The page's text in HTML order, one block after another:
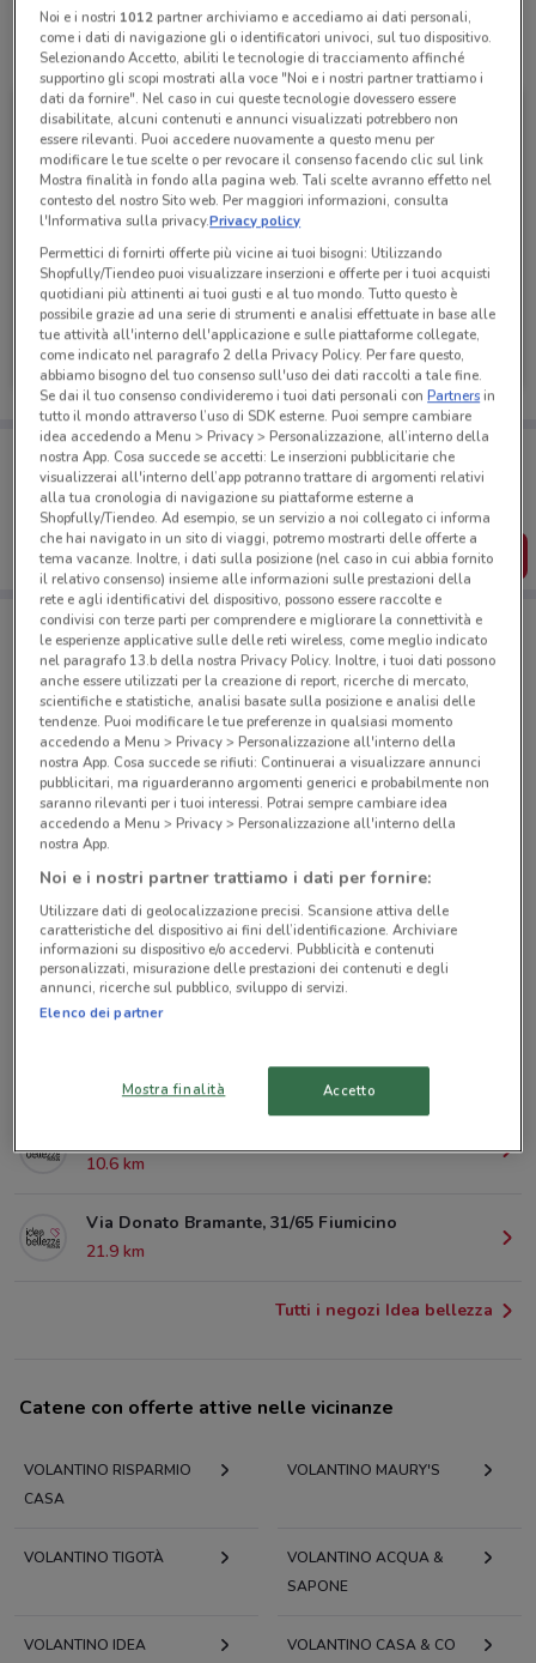
Tutte le promozioni di questo negozio
Idea bellezza
Scade il 23/08 658 m
Porta DoveConviene sempre con te!
Puoi trovare le migliori offerte dei negozi vicino a te,
salvarle e creare la tua lista del risparmio, comodamente
dal tuo cellulare.
SCARICA L’APP
Negozi Idea bellezza a Roma
© MapTiler © OpenStreetMap contributors
Piazza Bologna, 53/54 Roma
658 m
CHIUSO
Via Tiburtina, 373 Roma
1.8 km
10.6 km
Via Donato Bramante, 31/65 Fiumicino
21.9 km
Tutti i negozi Idea bellezza
Catene con offerte attive nelle vicinanze
VOLANTINO RISPARMIO
CASA
VOLANTINO MAURY'S
VOLANTINO TIGOTÀ
VOLANTINO ACQUA &
SAPONE
VOLANTINO IDEA
VOLANTINO CASA & CO
Noi e i nostri 1012partner archiviamo e accediamo ai dati personali,
come i dati di navigazione gli o identificatori univoci, sul tuo dispositivo.
Selezionando Accetto, abiliti le tecnologie di tracciamento affinché
supportino gli scopi mostrati alla voce "Noi e i nostri partner trattiamo i
dati da fornire". Nel caso in cui queste tecnologie dovessero essere
disabilitate, alcuni contenuti e annunci visualizzati potrebbero non
essere rilevanti. Puoi accedere nuovamente a questo menu per
modificare le tue scelte o per revocare il consenso facendo clic sul link
Mostra finalità in fondo alla pagina web. Tali scelte avranno effetto nel
contesto del nostro Sito web. Per maggiori informazioni, consulta
l'Informativa sulla privacy.Privacy policy
Permettici di fornirti offerte più vicine ai tuoi bisogni: Utilizzando
Shopfully/Tiendeo puoi visualizzare inserzioni e offerte per i tuoi acquisti
quotidiani più attinenti ai tuoi gusti e al tuo mondo. Tutto questo è
possibile grazie ad una serie di strumenti e analisi effettuate in base alle
tue attività all'interno dell'applicazione e sulle piattaforme collegate,
come indicato nel paragrafo 2 della Privacy Policy. Per fare questo,
abbiamo bisogno del tuo consenso sull'uso dei dati raccolti a tale fine.
Se dai il tuo consenso condivideremo i tuoi dati personali conPartnersin
tutto il mondo attraverso l’uso di SDK esterne. Puoi sempre cambiare
idea accedendo a Menu > Privacy > Personalizzazione, all’interno della
nostra App. Cosa succede se accetti: Le inserzioni pubblicitarie che
visualizzerai all'interno dell’app potranno trattare di argomenti relativi
alla tua cronologia di navigazione su piattaforme esterne a
Shopfully/Tiendeo. Ad esempio, se un servizio a noi collegato ci informa
che hai navigato in un sito di viaggi, potremo mostrarti delle offerte a
tema vacanze. Inoltre, i dati sulla posizione (nel caso in cui abbia fornito
il relativo consenso) insieme alle informazioni sulle prestazioni della
rete e agli identificativi del dispositivo, possono essere raccolte e
condivisi con terze parti per comprendere e migliorare la connettività e
le esperienze applicative sulle delle reti wireless, come meglio indicato
nel paragrafo 13.b della nostra Privacy Policy. Inoltre, i tuoi dati possono
anche essere utilizzati per la creazione di report, ricerche di mercato,
scientifiche e statistiche, analisi basate sulla posizione e analisi delle
tendenze. Puoi modificare le tue preferenze in qualsiasi momento
accedendo a Menu > Privacy > Personalizzazione all'interno della
nostra App. Cosa succede se rifiuti: Continuerai a visualizzare annunci
pubblicitari, ma riguarderanno argomenti generici e probabilmente non
saranno rilevanti per i tuoi interessi. Potrai sempre cambiare idea
accedendo a Menu > Privacy > Personalizzazione all'interno della
nostra App.
Noi e i nostri partner trattiamo i dati per fornire:
Utilizzare dati di geolocalizzazione precisi. Scansione attiva delle
caratteristiche del dispositivo ai fini dell’identificazione. Archiviare
informazioni su dispositivo e/o accedervi. Pubblicità e contenuti
personalizzati, misurazione delle prestazioni dei contenuti e degli
annunci, ricerche sul pubblico, sviluppo di servizi.
Elenco dei partner
Mostra finalità Accetto